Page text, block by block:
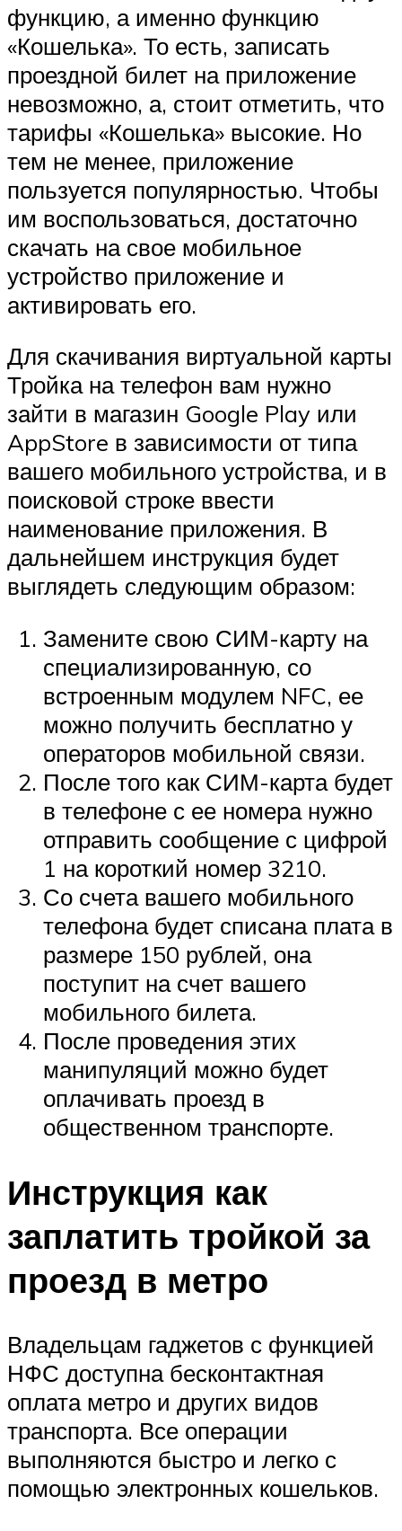
функцию, а именно функцию
«Кошелька». То есть, записать
проездной билет на приложение
невозможно, а, стоит отметить, что
тарифы «Кошелька» высокие. Но
тем не менее, приложение
пользуется популярностью. Чтобы
им воспользоваться, достаточно
скачать на свое мобильное
устройство приложение и
активировать его.
Для скачивания виртуальной карты
Тройка на телефон вам нужно
зайти в магазин Google Play или
AppStore в зависимости от типа
вашего мобильного устройства, и в
поисковой строке ввести
наименование приложения. В
дальнейшем инструкция будет
выглядеть следующим образом:
Замените свою СИМ-карту на
специализированную, со
встроенным модулем NFC, ее
можно получить бесплатно у
операторов мобильной связи.
После того как СИМ-карта будет
в телефоне с ее номера нужно
отправить сообщение с цифрой
1 на короткий номер 3210.
Со счета вашего мобильного
телефона будет списана плата в
размере 150 рублей, она
поступит на счет вашего
мобильного билета.
После проведения этих
манипуляций можно будет
оплачивать проезд в
общественном транспорте.
Инструкция как
заплатить тройкой за
проезд в метро
Владельцам гаджетов с функцией
НФС доступна бесконтактная
оплата метро и других видов
транспорта. Все операции
выполняются быстро и легко с
помощью электронных кошельков.